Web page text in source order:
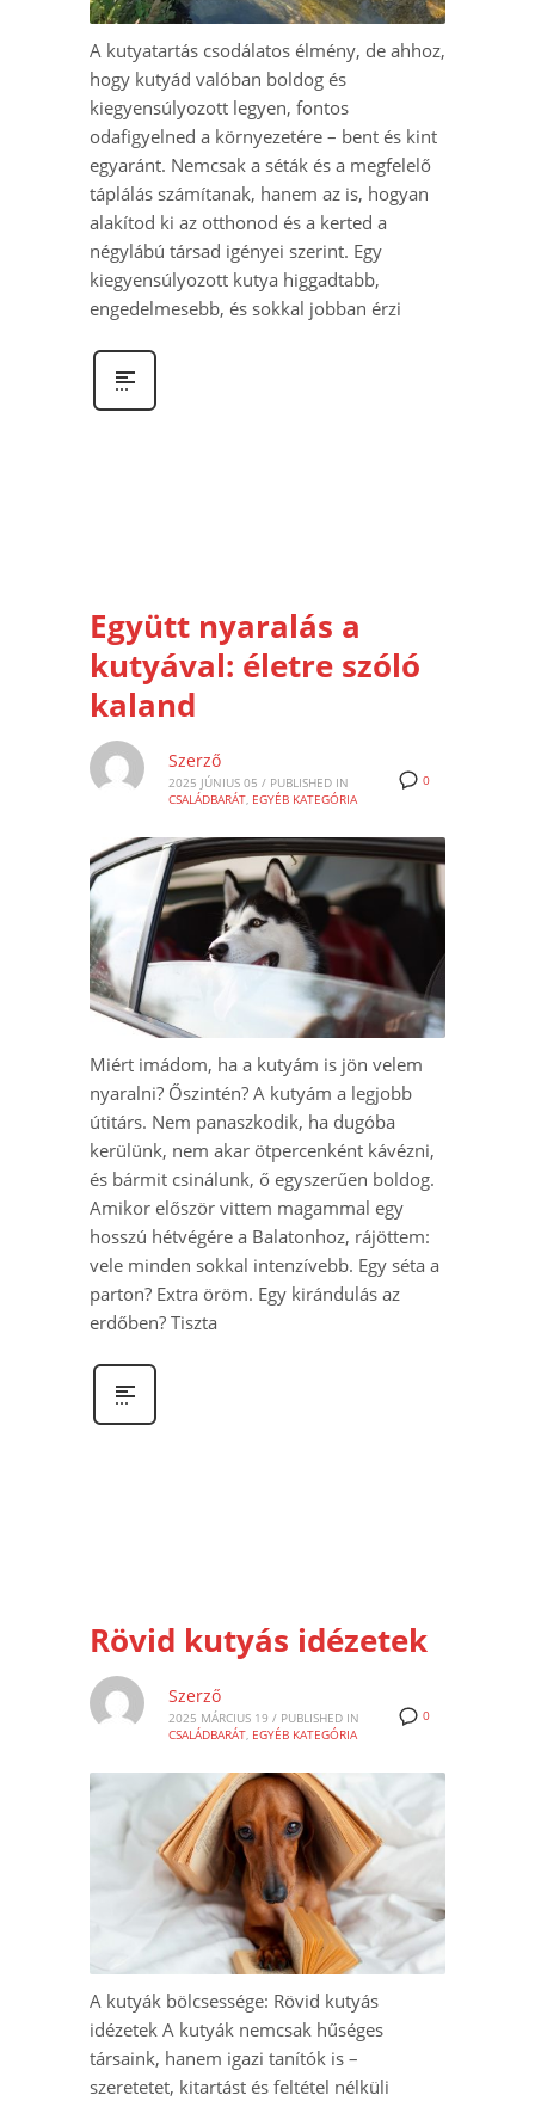
A kutyatartás csodálatos élmény, de ahhoz,
hogy kutyád valóban boldog és
kiegyensúlyozott legyen, fontos
odafigyelned a környezetére – bent és kint
egyaránt. Nemcsak a séták és a megfelelő
táplálás számítanak, hanem az is, hogyan
alakítod ki az otthonod és a kerted a
négylábú társad igényei szerint. Egy
kiegyensúlyozott kutya higgadtabb,
engedelmesebb, és sokkal jobban érzi
Együtt nyaralás a
kutyával: életre szóló
kaland
0
Szerző
2025 JÚNIUS 05 / PUBLISHED IN
CSALÁDBARÁT EGYÉB KATEGÓRIA
Miért imádom, ha a kutyám is jön velem
nyaralni? Őszintén? A kutyám a legjobb
útitárs. Nem panaszkodik, ha dugóba
kerülünk, nem akar ötpercenként kávézni,
és bármit csinálunk, ő egyszerűen boldog.
Amikor először vittem magammal egy
hosszú hétvégére a Balatonhoz, rájöttem:
vele minden sokkal intenzívebb. Egy séta a
parton? Extra öröm. Egy kirándulás az
erdőben? Tiszta
Rövid kutyás idézetek
0
Szerző
2025 MÁRCIUS 19 / PUBLISHED IN
CSALÁDBARÁT, EGYÉB KATEGÓRIA
A kutyák bölcsessége: Rövid kutyás
idézetek A kutyák nemcsak hűséges
társaink, hanem igazi tanítók is –
szeretetet, kitartást és feltétel nélküli